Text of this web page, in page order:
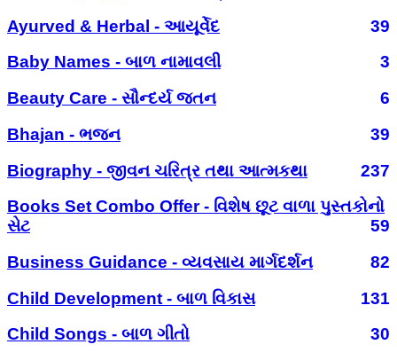
Ayurved & Herbal - આયૂર્વેદ
39
Baby Names - બાળ નામાવલી
3
Beauty Care - સૌન્દર્ય જતન
6
Bhajan - ભજન
39
Biography - જીવન ચરિત્ર તથા આત્મકથા
237
Books Set Combo Offer - વિશેષ છૂટ વાળા પુસ્તકોનો
સેટ
59
Business Guidance - વ્યવસાય માર્ગદર્શન
82
Child Development - બાળ વિકાસ
131
Child Songs - બાળ ગીતો
30